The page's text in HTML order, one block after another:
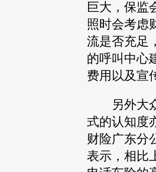
巨大，保监
照时会考虑
流是否充足
的呼叫中心
费用以及宣
另外大众
式的认知度
财险广东分
表示，相比